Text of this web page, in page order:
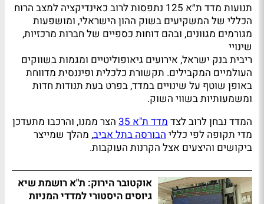
תנועות מדד ת״א 125 נתפסות לרוב כאינדיקציה למצב הרוח
הכללי של המשקיעים בשוק ההון הישראלי, ומושפעות
מגורמים מגוונים, ובהם דוחות כספיים של חברות מרכזיות,
שינויי
ריבית בנק ישראל, אירועים גיאופוליטיים ומגמות בשווקים
העולמיים המקבילים. תקשורת כלכלית ופיננסית מדווחת
באופן שוטף על שינויים במדד, בפרט בעת תנודות חדות
ומשמעותיות בשווי השוק.
המדד נבחן לרוב לצדמדד ת"א 35
הצר ממנו, והרכבו מתעדכן
מדי תקופה לפי כלליהבורסה בתל אביב, מהלך שמייצר
ביקושים והיצעים אצל הקרנות העוקבות.
אוקטובר הירוק: ת"א רושמת שיא
גיוסים היסטורי למדדי המניות